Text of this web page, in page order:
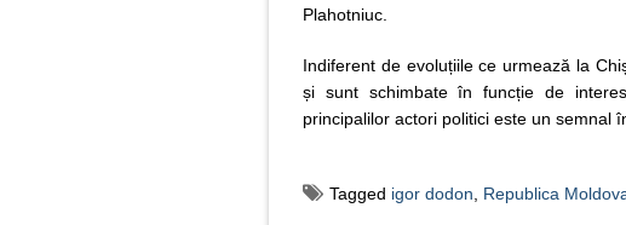
Plahotniuc.
Indiferent de evoluțiile ce urmează la
și sunt schimbate în funcție de
principalilor actori politici este un semnal
Tagged igor dodon Republica